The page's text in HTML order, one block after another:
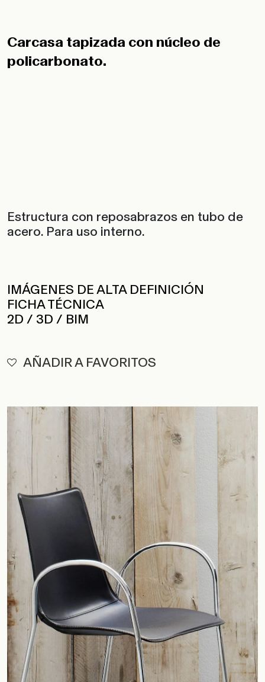
Carcasa tapizada con núcleo de
policarbonato.
Estructura con reposabrazos en tubo de
acero. Para uso interno.
IMÁGENES DE ALTA DEFINICIÓN
FICHA TÉCNICA
2D / 3D / BIM
AÑADIR A FAVORITOS